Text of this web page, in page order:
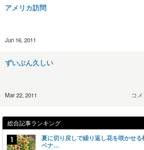
アメリカ訪問
Jun 16, 2011
ずいぶん久しい
Mar 22, 2011 コ
総合記事ランキング
夏に切り戻しで繰り返し花を咲かせ
ベナ…